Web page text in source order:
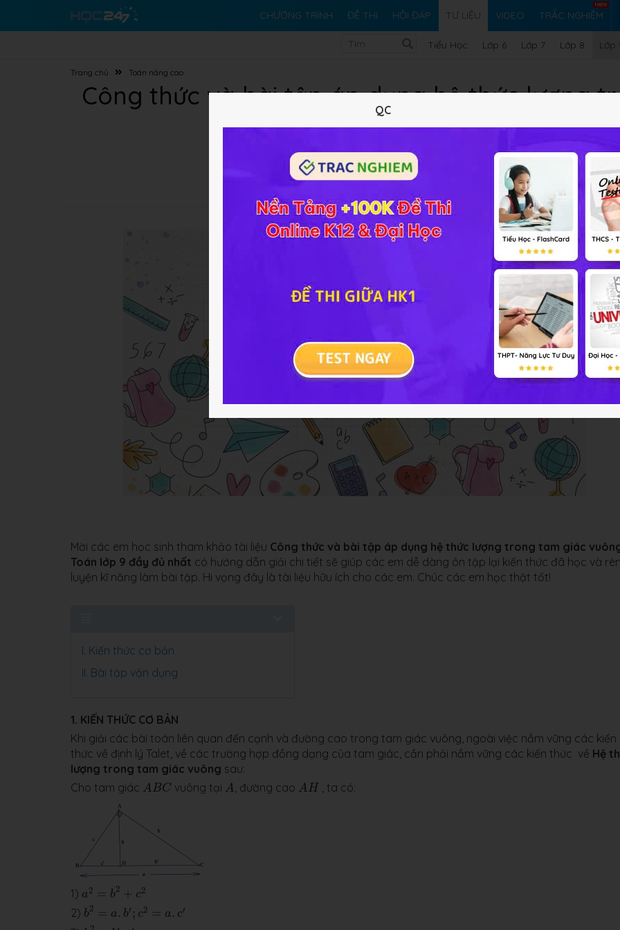
CHƯƠNG TRÌNH ĐỀ THI HỎI ĐÁP TƯ LIỆU VIDEO TRẮC NGHIỆM
Tiểu Học Lớp 6 Lớp 7 Lớp 8 Lớp
Trang chủ Toán nâng cao
Công thức và bài tập áp dụng hệ thức lượng
Toán lớp 9 đầy đủ nhất
11/07/2023 981.29 KB 320 lượt xem 0 tải
Tóm tắt nội dung Xem online Tải về
Mời các em học sinh tham khảo tài liệu Công thức và bài tập áp dụng hệ thức lượng trong tam giác
Toán lớp 9 đầy đủ nhất có hướng dẫn giải chi tiết sẽ​​ giúp các em dễ dàng ôn tập lại kiến thức đã học và
luyện kĩ năng làm bài tập. Hi vọng đây là tài liệu hữu ích cho các em. Chúc các em học thật tốt!
I. Kiến thức cơ bản
II. Bài tập vận dụng
1. KIẾN THỨC CƠ BẢN
Khi giải các bài toán liên quan đến cạnh và đường cao trong tam giác vuông, ngoài việc nắm vững các kiến
thức về định lý Talet, về các trường hợp đồng dạng của tam giác, cần phải nắm vững các kiến thức về Hệ
lượng trong tam giác vuông sau:
Cho tam giác ABC
A BC vuông tại A
A , đường cao AH
A H , ta có:
1) a2 = b2 + c2
2 2+
2) b2 = a. b′ ; c2 = a. c′
b2 ′ c =
h 2 ′ c
QC